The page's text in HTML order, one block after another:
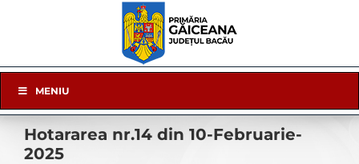
Navigation
MENIU
Hotararea nr.14 din 10-Februarie-
2025